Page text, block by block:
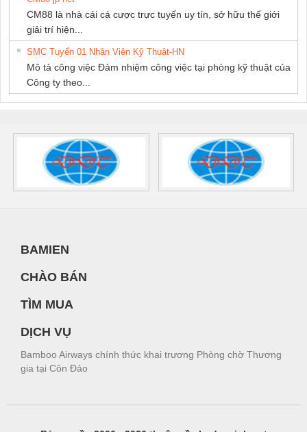
CM88 là nhà cái cá cược trực tuyến uy tín, sở hữu thế giới
giải trí hiện...
SMC Tuyển 01 Nhân Viên Kỹ Thuật-HN
Mô tả công việc Đảm nhiệm công việc tại phòng kỹ thuật của
Công ty theo...
BAMIEN
CHÀO BÁN
TÌM MUA
DỊCH VỤ
Bamboo Airways chính thức khai trương Phòng chờ Thương
gia tại Côn Đảo